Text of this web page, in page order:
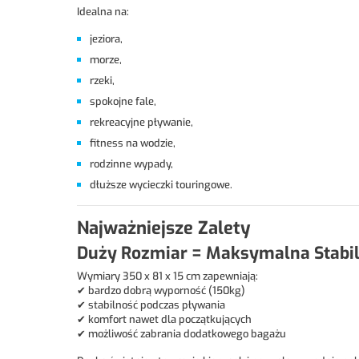
Idealna na:
jeziora,
morze,
rzeki,
spokojne fale,
rekreacyjne pływanie,
fitness na wodzie,
rodzinne wypady,
dłuższe wycieczki touringowe.
Najważniejsze Zalety
Duży Rozmiar = Maksymalna
Wymiary 350 x 81 x 15 cm zapewniają:
✔ bardzo dobrą wyporność (150kg)
✔ stabilność podczas pływania
✔ komfort nawet dla początkujących
✔ możliwość zabrania dodatkowego bagażu